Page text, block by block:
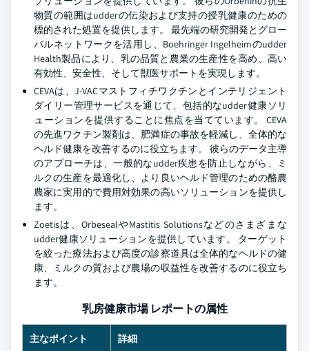
物質の範囲はudderの伝染および支持の授乳健康のための
標的された処置を提供します。 最先端の研究開発とグロー
バルネットワークを活用し、Boehringer Ingelheimのudder
Health製品により、乳の品質と農業の生産性を高め、高い
有効性、安全性、そして獣医サポートを実現します。
CEVAは、J-VACマストフィチワクチンとインテリジェント
ダイリー管理サービスを通じて、包括的なudder健康ソリ
ューションを提供することに焦点を当てています。 CEVA
の先進ワクチン製剤は、肥満症の事故を軽減し、全体的な
ヘルド健康を改善するのに役立ちます。 彼らのデータ主導
のアプローチは、一般的なudder疾患を防止しながら、ミ
ルクの生産を最適化し、より良いヘルド管理のための酪農
農家に実用的で費用対効果の高いソリューションを提供し
ます。
Zoetisは、OrbesealやMastitis Solutionsなどのさまざまな
udder健康ソリューションを提供しています。 ターゲット
を絞った療法および高度の診察道具は全体的なヘルドの健
康、ミルクの質および農場の収益性を改善するのに役立ち
ます。
乳房健康市場 レポートの属性
主なポイント 詳細